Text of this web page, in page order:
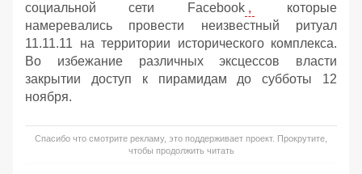
социальной сети Facebook ,
которые
намеревались провести неизвестный ритуал
11.11.11 на территории исторического комплекса.
Во избежание различных эксцессов власти
закрытии доступ к пирамидам до субботы 12
ноября.
Спасибо что смотрите рекламу, это поддерживает проект. Прокрутите,
чтобы продолжить читать